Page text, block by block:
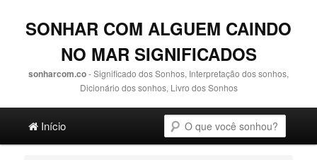
SONHAR COM ALGUEM CAINDO
NO MAR SIGNIFICADOS
sonharcom.co- Significado dos Sonhos, Interpretação dos sonhos,
Dicionário dos sonhos, Livro dos Sonhos
Ir para o conteúdo principal
Ir para o conteúdo secundário
Início